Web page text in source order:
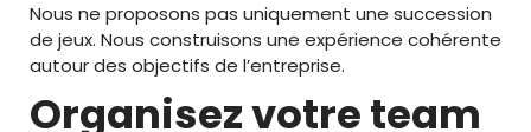
Nous ne proposons pas uniquement une succession
de jeux. Nous construisons une expérience cohérente
autour des objectifs de l’entreprise.
Organisez votre team